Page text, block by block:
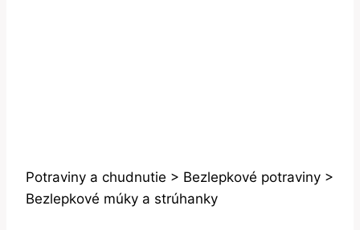
Potraviny a chudnutie > Bezlepkové potraviny >
Bezlepkové múky a strúhanky